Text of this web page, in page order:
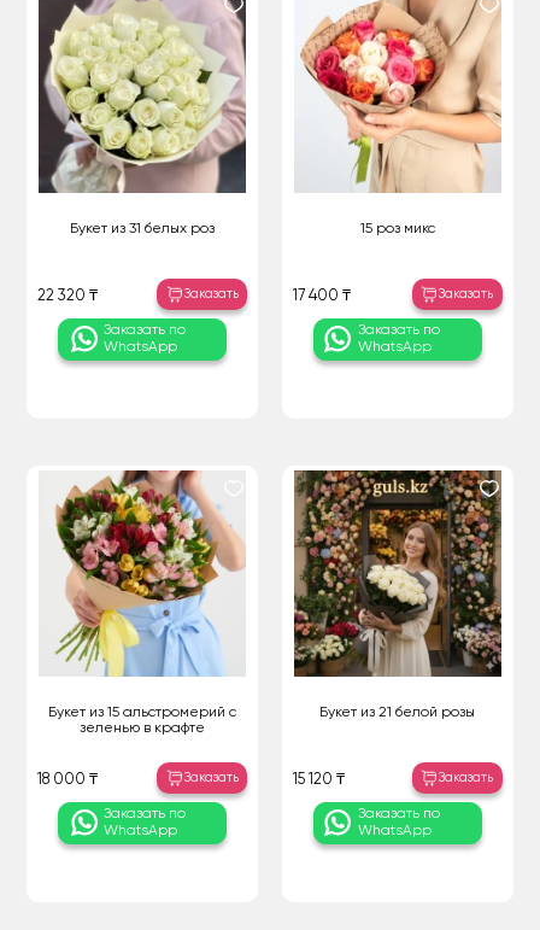
Букет из 31 белых роз
22 320 ₸ Заказать
Заказать по
WhatsApp
15 роз микс
17 400 ₸ Заказать
Заказать по
WhatsApp
Букет из 15 альстромерий с
зеленью в крафте
18 000 ₸ Заказать
Заказать по
WhatsApp
Букет из 21 белой розы
15 120 ₸ Заказать
Заказать по
WhatsApp